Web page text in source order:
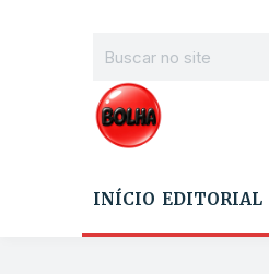
INÍCIO EDITORIAL